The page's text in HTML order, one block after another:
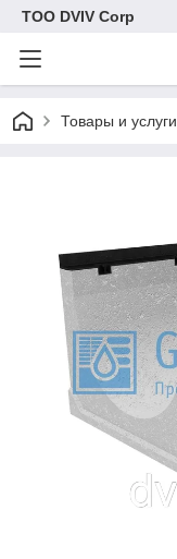
ТОО DVIV Corp
Товары и услуги